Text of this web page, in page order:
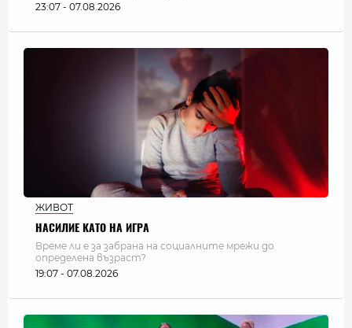
23:07 - 07.08.2026
ЖИВОТ
НАСИЛИЕ КАТО НА ИГРА
Време ли е за забрана на социалните мрежи до
определена възраст?
19:07 - 07.08.2026